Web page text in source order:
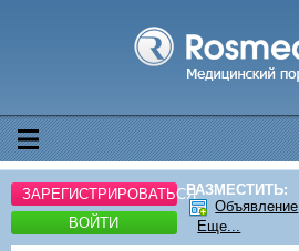
ЗАРЕГИСТРИРОВАТЬСЯ
ВОЙТИ
РАЗМЕСТИТЬ:
Объявление
Еще...